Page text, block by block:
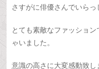
さすがに俳優さんでいらっ
とても素敵なファッショ
ゃいました。
意識の高さに大変感動致し